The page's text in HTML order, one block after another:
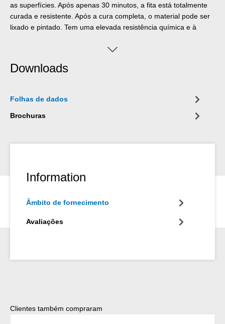
as superfícies. Após apenas 30 minutos, a fita está totalmente
curada e resistente. Após a cura completa, o material pode ser
lixado e pintado. Tem uma elevada resistência química e à
(+302°F). A fita pode ser aplicada sem ferramentas adicionais e
industriais, profissões especializadas, em casa e no sector do
Downloads
Folhas de dados
Brochuras
Information
Âmbito de fornecimento
Avaliações
Ignorar a galeria de produtos
Clientes também compraram